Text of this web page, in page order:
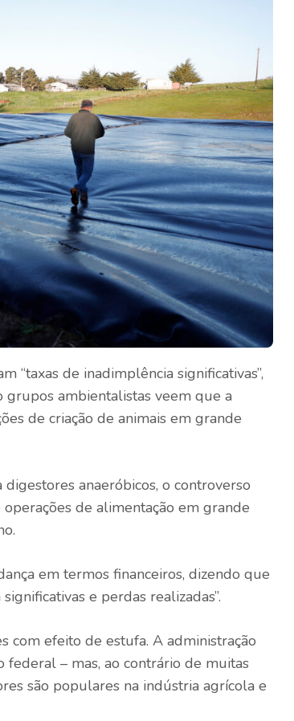
“taxas de inadimplência significativas”,
ambientalistas veem que a
de criação de animais em grande
anaeróbicos, o controverso
de alimentação em grande
em termos financeiros, dizendo que
e perdas realizadas”.
com efeito de estufa. A administração
– mas, ao contrário de muitas
são populares na indústria agrícola e